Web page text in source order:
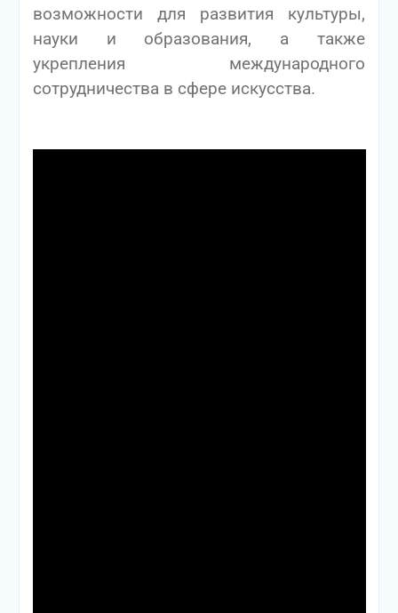
возможности для развития культуры,
науки и образования, а также
укрепления международного
сотрудничества в сфере искусства.